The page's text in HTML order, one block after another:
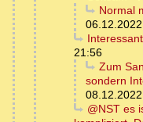
Normal
21:56
Zum
sondern
@NST es